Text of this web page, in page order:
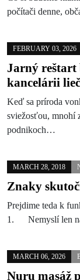
počítači denne,
FEBRUARY 03, 2026
Jarný
kancelárii
Keď sa príroda
sviežosťou, mnohí
podnikoch…
MARCH 28, 2018
Znaky
Prejdime teda k
1. Nemyslí len na
MARCH 06, 2026
Nuru masáž